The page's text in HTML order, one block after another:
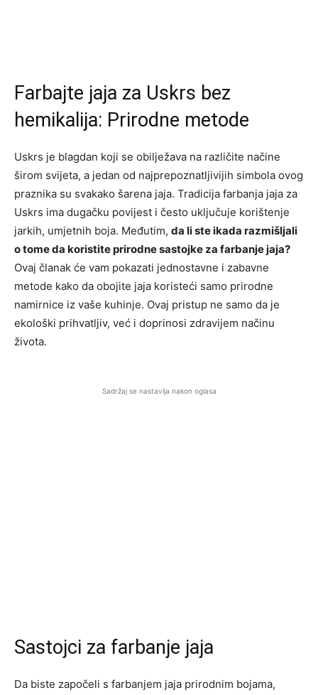
Farbajte jaja za Uskrs bez
hemikalija: Prirodne metode
Uskrs je blagdan koji se obilježava na različite načine
širom svijeta, a jedan od najprepoznatljivijih simbola ovog
praznika su svakako šarena jaja. Tradicija farbanja jaja za
Uskrs ima dugačku povijest i često uključuje korištenje
jarkih, umjetnih boja. Međutim, da li ste ikada razmišljali
o tome da koristite prirodne sastojke za farbanje jaja?
Ovaj članak će vam pokazati jednostavne i zabavne
metode kako da obojite jaja koristeći samo prirodne
namirnice iz vaše kuhinje. Ovaj pristup ne samo da je
ekološki prihvatljiv, već i doprinosi zdravijem načinu
života.
Sadržaj se nastavlja nakon oglasa
Sastojci za farbanje jaja
Da biste započeli s farbanjem jaja prirodnim bojama,